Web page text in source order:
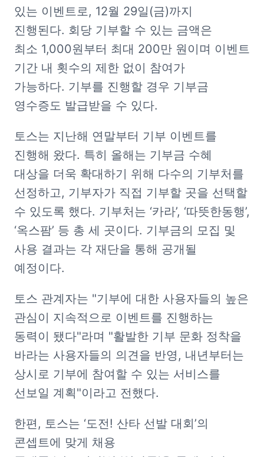
있는 이벤트로, 12월 29일(금)까지
진행된다. 회당 기부할 수 있는 금액은
최소 1,000원부터 최대 200만 원이며 이벤트
기간 내 횟수의 제한 없이 참여가
가능하다. 기부를 진행할 경우 기부금
영수증도 발급받을 수 있다.
토스는 지난해 연말부터 기부 이벤트를
진행해 왔다. 특히 올해는 기부금 수혜
대상을 더욱 확대하기 위해 다수의 기부처를
선정하고, 기부자가 직접 기부할 곳을 선택할
수 있도록 했다. 기부처는 ‘카라’, ‘따뜻한동행’,
‘옥스팜’ 등 총 세 곳이다. 기부금의 모집 및
사용 결과는 각 재단을 통해 공개될
예정이다.
토스 관계자는 "기부에 대한 사용자들의 높은
관심이 지속적으로 이벤트를 진행하는
동력이 됐다"라며 "활발한 기부 문화 정착을
바라는 사용자들의 의견을 반영, 내년부터는
상시로 기부에 참여할 수 있는 서비스를
선보일 계획"이라고 전했다.
한편, 토스는 ‘도전! 산타 선발 대회’의
콘셉트에 맞게 채용